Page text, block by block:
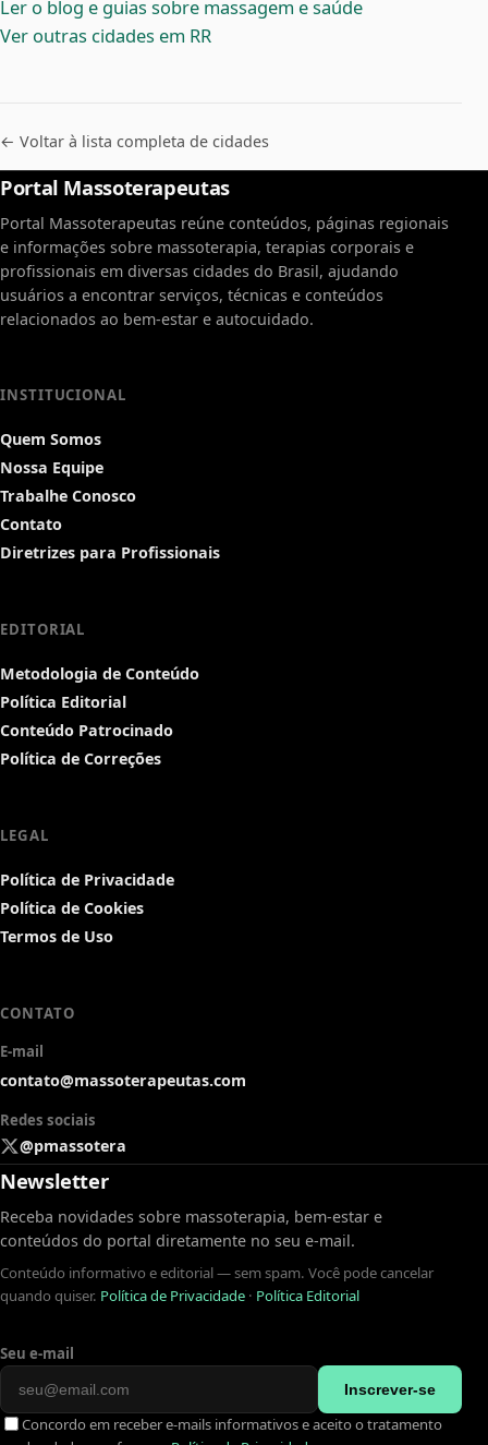
Ler o blog e guias sobre massagem e saúde
Ver outras cidades em RR
← Voltar à lista completa de cidades
Portal Massoterapeutas
Portal Massoterapeutas reúne conteúdos, páginas regionais
e informações sobre massoterapia, terapias corporais e
profissionais em diversas cidades do Brasil, ajudando
usuários a encontrar serviços, técnicas e conteúdos
relacionados ao bem-estar e autocuidado.
INSTITUCIONAL
Quem Somos
Nossa Equipe
Trabalhe Conosco
Contato
Diretrizes para Profissionais
EDITORIAL
Metodologia de Conteúdo
Política Editorial
Conteúdo Patrocinado
Política de Correções
LEGAL
Política de Privacidade
Política de Cookies
Termos de Uso
CONTATO
E-mail
contato@massoterapeutas.com
Redes sociais
@pmassotera
Newsletter
Receba novidades sobre massoterapia, bem-estar e
conteúdos do portal diretamente no seu e-mail.
Conteúdo informativo e editorial — sem spam. Você pode cancelar
quando quiser. Política de Privacidade · Política Editorial
Seu e-mail
Inscrever-se
Concordo em receber e-mails informativos e aceito o tratamento